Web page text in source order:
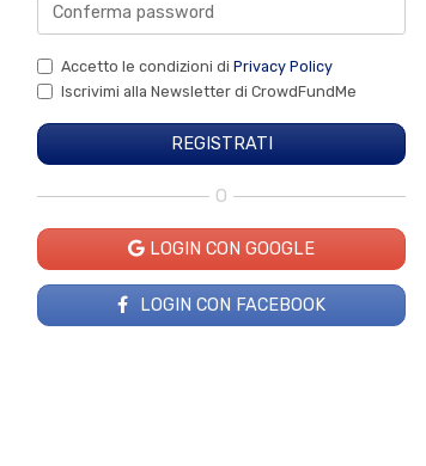
Accetto le condizioni di Privacy Policy
Iscrivimi alla Newsletter di CrowdFundMe
O
LOGIN CON GOOGLE
LOGIN CON FACEBOOK